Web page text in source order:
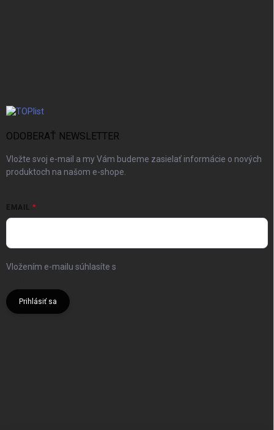
ODOBERAŤ NEWSLETTER
Vložte svoj e-mail a my Vám budeme zasielať informácie o nových
produktoch na našom e-shope.
EMAIL
Vložením e-mailu súhlasíte s
Prihlásiť sa